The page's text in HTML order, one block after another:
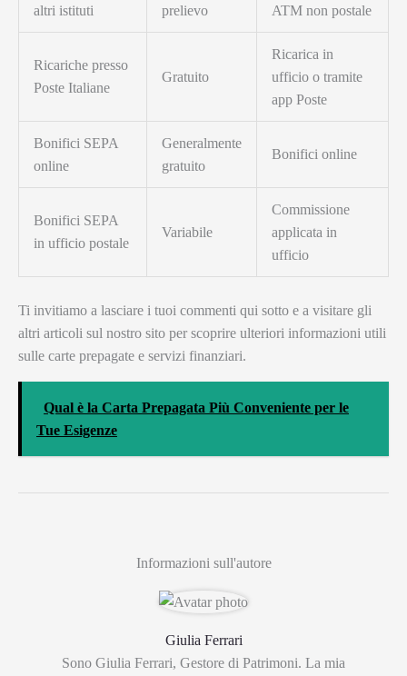
altri istituti
prelievo
ATM non postale
Ricariche presso
Poste Italiane
Gratuito
Ricarica in
ufficio o tramite
app Poste
Bonifici SEPA
online
Generalmente
gratuito
Bonifici online
Bonifici SEPA
in ufficio postale
Variabile
Commissione
applicata in
ufficio
Ti invitiamo a lasciare i tuoi commenti qui sotto e a visitare gli
altri articoli sul nostro sito per scoprire ulteriori informazioni utili
sulle carte prepagate e servizi finanziari.
Qual è la Carta Prepagata Più Conveniente per le
Tue Esigenze
Informazioni sull'autore
Giulia Ferrari
Sono Giulia Ferrari, Gestore di Patrimoni. La mia